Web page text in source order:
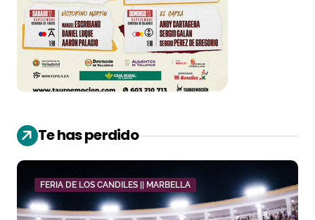
Te has perdido
FERIA DE LOS CANDILES || MARBELLA